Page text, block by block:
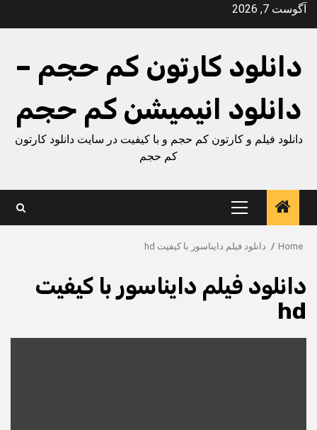
Skipآگوست 7, 2026
دانلود کارتون کم حجم –
دانلود انیمیشن کم حجم
دانلود فیلم و کارتون کم حجم و با کیفیت در سایت دانلود کارتون
کم حجم
Primary
Menu
Home دانلود فیلم دایناسور با کیفیت hd
دانلود فیلم دایناسور با کیفیت
hd